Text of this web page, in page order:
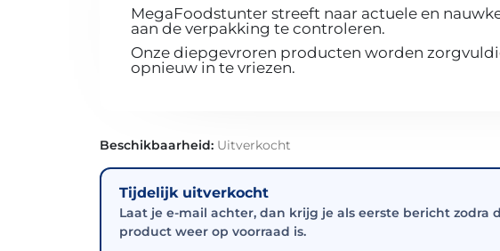
MegaFoodstunter streeft naar actuele en
aan de verpakking te controleren.
Onze diepgevroren producten worden
opnieuw in te vriezen.
Beschikbaarheid: Uitverkocht
Tijdelijk uitverkocht
Laat je e-mail achter, dan krijg je als eerste bericht zodra
product weer op voorraad is.